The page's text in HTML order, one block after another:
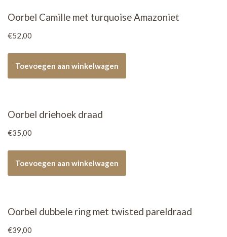
Oorbel Camille met turquoise Amazoniet
€52,00
Toevoegen aan winkelwagen
Oorbel driehoek draad
€35,00
Toevoegen aan winkelwagen
Oorbel dubbele ring met twisted pareldraad
€39,00